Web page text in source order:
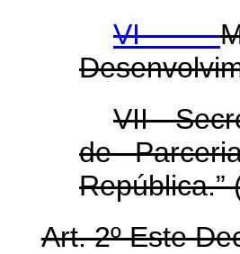
VI -
VII -
de
República.”
Art. 2º Este